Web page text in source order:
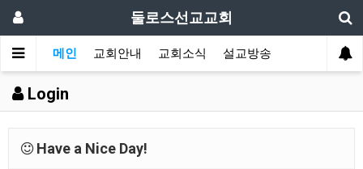
둘로스선교교회
메인 교회안내 교회소식 설교방송
Login
Have a Nice Day!